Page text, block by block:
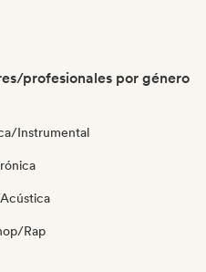
profesionales por género
Instrumental
Rap